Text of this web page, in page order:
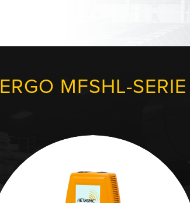
ERGO MFSHL-SERIE